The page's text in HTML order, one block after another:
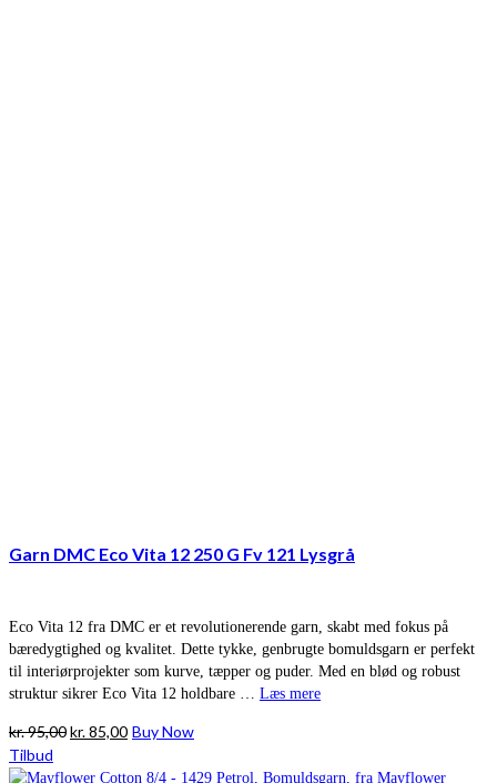
Garn DMC Eco Vita 12 250 G Fv 121 Lysgrå
Eco Vita 12 fra DMC er et revolutionerende garn, skabt med fokus på
bæredygtighed og kvalitet. Dette tykke, genbrugte bomuldsgarn er perfekt
til interiørprojekter som kurve, tæpper og puder. Med en blød og robust
struktur sikrer Eco Vita 12 holdbare … Læs mere
kr.95,00Den
pris
kr.85,00Den
pris
Buy Now
Tilbud